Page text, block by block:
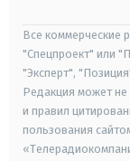
Все коммерческие
"Спецпроект" или
"Эксперт",
Редакция может не
и правил
пользования